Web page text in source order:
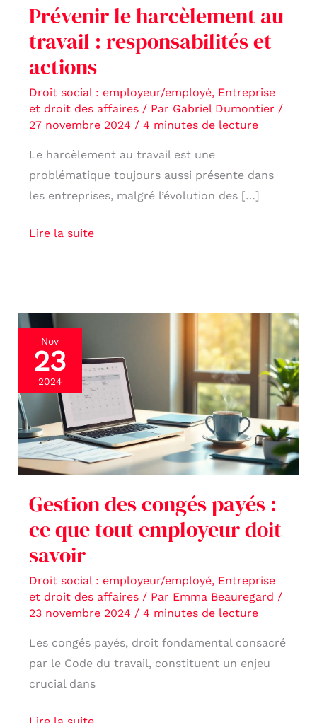
Prévenir le harcèlement au
travail : responsabilités et
actions
Droit social : employeur/employé, Entreprise
et droit des affaires/ Par Gabriel Dumontier /
27 novembre 2024 / 4 minutes de lecture
Le harcèlement au travail est une
problématique toujours aussi présente dans
les entreprises, malgré l’évolution des […]
actions
Lire la suite
Nov
23
2024
Gestion des congés payés :
ce que tout employeur doit
savoir
Droit social : employeur/employé, Entreprise
et droit des affaires/ Par Emma Beauregard /
23 novembre 2024 / 4 minutes de lecture
Les congés payés, droit fondamental consacré
par le Code du travail, constituent un enjeu
crucial dans
Gestion
des
congés
payés
ce
que
employeur